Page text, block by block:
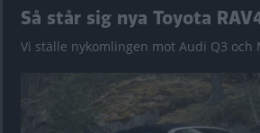
Så står sig nya Toyota
Vi ställe nykomlingen mot Audi Q3 och